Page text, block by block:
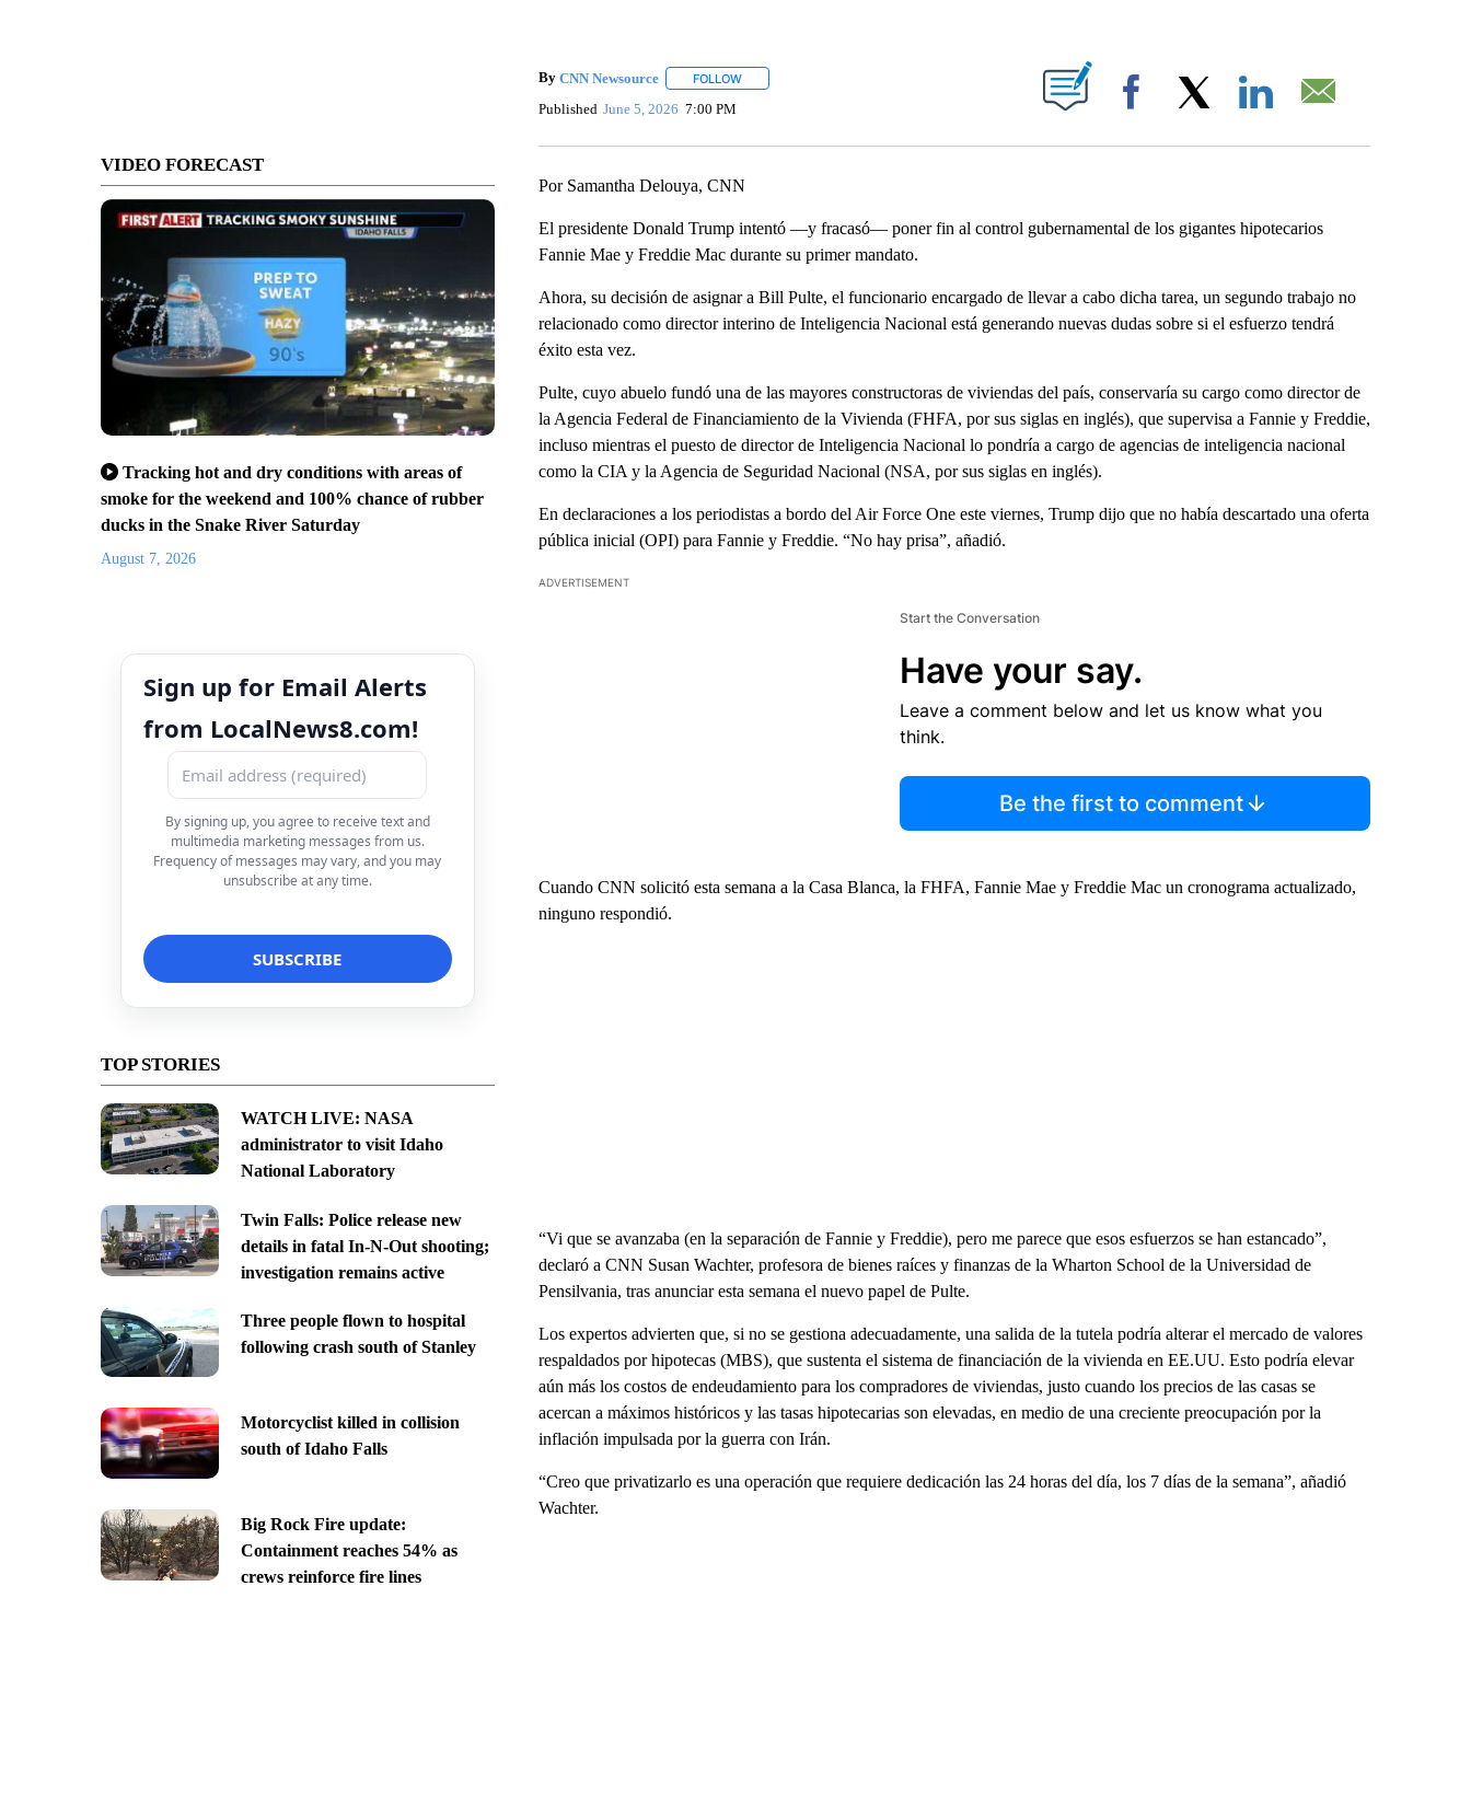
VIDEO FORECAST
Tracking hot and dry conditions with areas of
smoke for the weekend and 100% chance of rubber
ducks in the Snake River Saturday
August 7, 2026
Sign up for Email Alerts
from LocalNews8.com!
By signing up, you agree to receive text and
multimedia marketing messages from us.
Frequency of messages may vary, and you may
unsubscribe at any time.
TOP STORIES
WATCH LIVE: NASA
administrator to visit Idaho
National Laboratory
Twin Falls: Police release new
details in fatal In-N-Out shooting;
investigation remains active
Three people flown to hospital
following crash south of Stanley
Motorcyclist killed in collision
south of Idaho Falls
Big Rock Fire update:
Containment reaches 54% as
crews reinforce fire lines
By CNN Newsource FOLLOWFOLLOW "" TO RECEIVE NOTIFICATIONS ABOUT NEW PAGES ON "".
Published June 5, 2026 7:00 PM Facebook
Por Samantha Delouya, CNN
El presidente Donald Trump intentó —y fracasó— poner fin al control gubernamental de los gigantes hipotecarios
Fannie Mae y Freddie Mac durante su primer mandato.
Ahora, su decisión de asignar a Bill Pulte, el funcionario encargado de llevar a cabo dicha tarea, un segundo trabajo no
relacionado como director interino de Inteligencia Nacional está generando nuevas dudas sobre si el esfuerzo tendrá
éxito esta vez.
Pulte, cuyo abuelo fundó una de las mayores constructoras de viviendas del país, conservaría su cargo como director de
la Agencia Federal de Financiamiento de la Vivienda (FHFA, por sus siglas en inglés), que supervisa a Fannie y Freddie,
incluso mientras el puesto de director de Inteligencia Nacional lo pondría a cargo de agencias de inteligencia nacional
como la CIA y la Agencia de Seguridad Nacional (NSA, por sus siglas en inglés).
En declaraciones a los periodistas a bordo del Air Force One este viernes, Trump dijo que no había descartado una oferta
pública inicial (OPI) para Fannie y Freddie. “No hay prisa”, añadió.
ADVERTISEMENT
Start the Conversation
Have your say.
Leave a comment below and let us know what you
think.
Be the first to comment
Cuando CNN solicitó esta semana a la Casa Blanca, la FHFA, Fannie Mae y Freddie Mac un cronograma actualizado,
ninguno respondió.
“Vi que se avanzaba (en la separación de Fannie y Freddie), pero me parece que esos esfuerzos se han estancado”,
declaró a CNN Susan Wachter, profesora de bienes raíces y finanzas de la Wharton School de la Universidad de
Pensilvania, tras anunciar esta semana el nuevo papel de Pulte.
Los expertos advierten que, si no se gestiona adecuadamente, una salida de la tutela podría alterar el mercado de valores
respaldados por hipotecas (MBS), que sustenta el sistema de financiación de la vivienda en EE.UU. Esto podría elevar
aún más los costos de endeudamiento para los compradores de viviendas, justo cuando los precios de las casas se
acercan a máximos históricos y las tasas hipotecarias son elevadas, en medio de una creciente preocupación por la
inflación impulsada por la guerra con Irán.
“Creo que privatizarlo es una operación que requiere dedicación las 24 horas del día, los 7 días de la semana”, añadió
Wachter.